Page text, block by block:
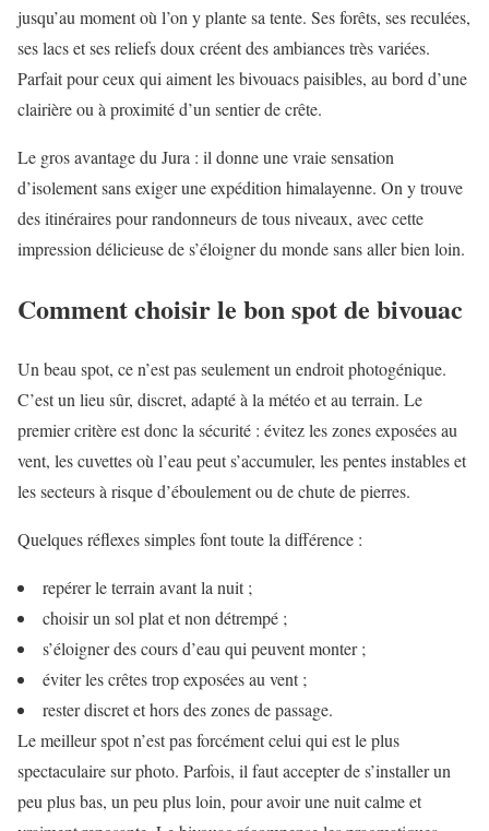
jusqu’au moment où l’on y plante sa tente. Ses forêts, ses reculées,
ses lacs et ses reliefs doux créent des ambiances très variées.
Parfait pour ceux qui aiment les bivouacs paisibles, au bord d’une
clairière ou à proximité d’un sentier de crête.
Le gros avantage du Jura : il donne une vraie sensation
d’isolement sans exiger une expédition himalayenne. On y trouve
des itinéraires pour randonneurs de tous niveaux, avec cette
impression délicieuse de s’éloigner du monde sans aller bien loin.
Comment choisir le bon spot de bivouac
Un beau spot, ce n’est pas seulement un endroit photogénique.
C’est un lieu sûr, discret, adapté à la météo et au terrain. Le
premier critère est donc la sécurité : évitez les zones exposées au
vent, les cuvettes où l’eau peut s’accumuler, les pentes instables et
les secteurs à risque d’éboulement ou de chute de pierres.
Quelques réflexes simples font toute la différence :
repérer le terrain avant la nuit ;
choisir un sol plat et non détrempé ;
s’éloigner des cours d’eau qui peuvent monter ;
éviter les crêtes trop exposées au vent ;
rester discret et hors des zones de passage.
Le meilleur spot n’est pas forcément celui qui est le plus
spectaculaire sur photo. Parfois, il faut accepter de s’installer un
peu plus bas, un peu plus loin, pour avoir une nuit calme et